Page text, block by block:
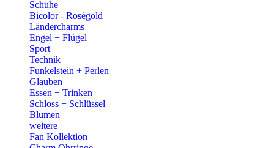
Schuhe
Bicolor - Roségold
Ländercharms
Engel + Flügel
Sport
Technik
Funkelstein + Perlen
Glauben
Essen + Trinken
Schloss + Schlüssel
Blumen
weitere
Fan Kollektion